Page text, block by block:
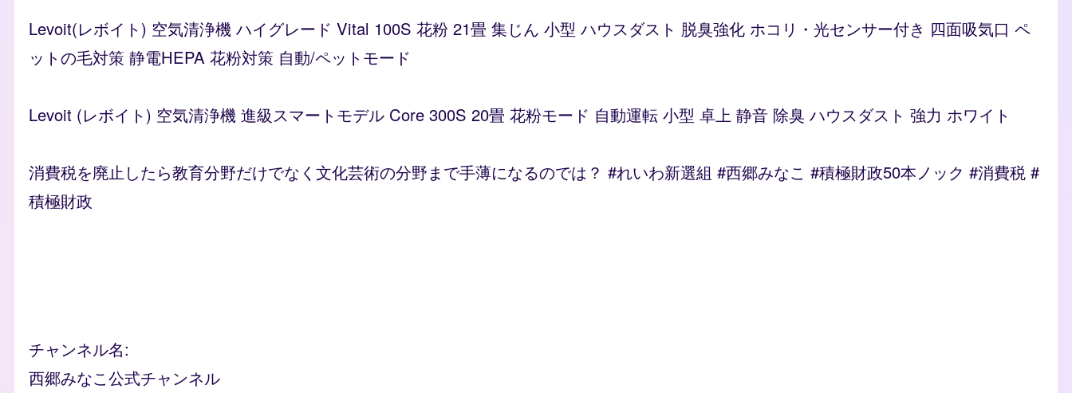
Levoit(レボイト) 空気清浄機 ハイグレード Vital 100S 花粉 21畳 集じん 小型 ハウスダスト 脱臭強化 ホコリ・光センサー付き 四面吸気口 ペ
ットの毛対策 静電HEPA 花粉対策 自動/ペットモード
Levoit (レボイト) 空気清浄機 進級スマートモデル Core 300S 20畳 花粉モード 自動運転 小型 卓上 静音 除臭 ハウスダスト 強力 ホワイト
消費税を廃止したら教育分野だけでなく文化芸術の分野まで手薄になるのでは？ #れいわ新選組 #西郷みなこ #積極財政50本ノック #消費税 #
積極財政
チャンネル名
西郷みなこ公式チャンネル